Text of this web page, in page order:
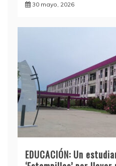
30 mayo, 2026
EDUCACIÓN: Un